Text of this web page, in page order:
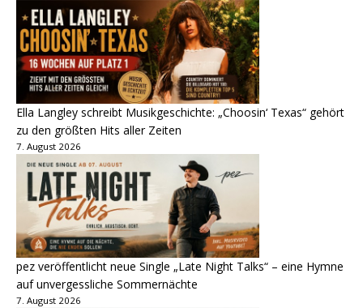
Ella Langley schreibt Musikgeschichte: „Choosin‘ Texas“ gehört
zu den größten Hits aller Zeiten
7. August 2026
pez veröffentlicht neue Single „Late Night Talks“ – eine Hymne
auf unvergessliche Sommernächte
7. August 2026